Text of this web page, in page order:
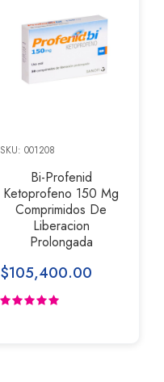
SKU: 001208
Bi-Profenid
Ketoprofeno 150 Mg
Comprimidos De
Liberacion
Prolongada
$105,400.00